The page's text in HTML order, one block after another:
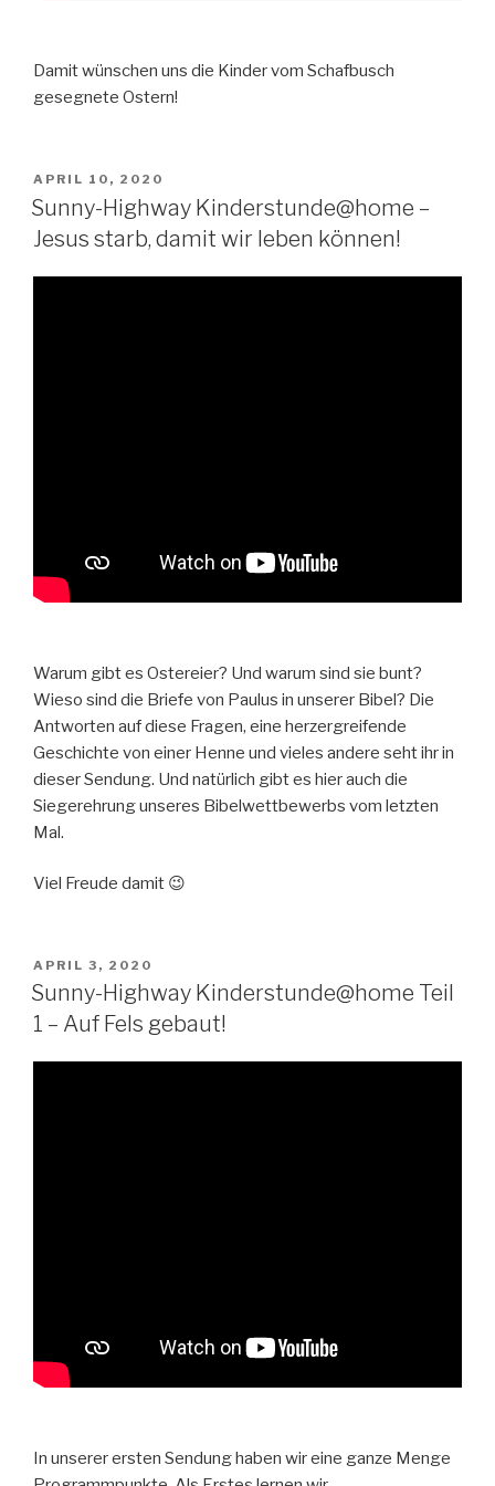
Damit wünschen uns die Kinder vom Schafbusch
gesegnete Ostern!
VERÖFFENTLICHT
AM
APRIL 10, 2020
Sunny-Highway Kinderstunde@home –
Jesus starb, damit wir leben können!
Warum gibt es Ostereier? Und warum sind sie bunt?
Wieso sind die Briefe von Paulus in unserer Bibel? Die
Antworten auf diese Fragen, eine herzergreifende
Geschichte von einer Henne und vieles andere seht ihr in
dieser Sendung. Und natürlich gibt es hier auch die
Siegerehrung unseres Bibelwettbewerbs vom letzten
Mal.
Viel Freude damit 😉
VERÖFFENTLICHT
AM
APRIL 3, 2020
Sunny-Highway Kinderstunde@home Teil
1 – Auf Fels gebaut!
In unserer ersten Sendung haben wir eine ganze Menge